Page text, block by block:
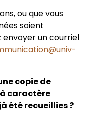
ou que vous
soient
envoyer un courriel
copie de
caractère
été recueillies ?